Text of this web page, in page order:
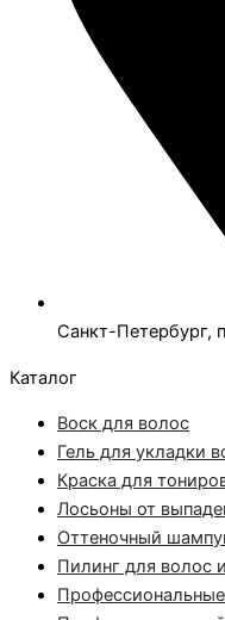
Санкт-Петербург,
Каталог
Воск для волос
Гель для укладки
Краска для
Лосьоны от
Оттеночный
Пилинг для волос